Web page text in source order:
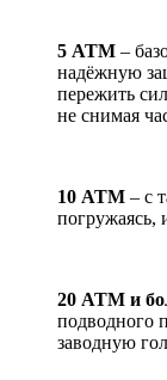
5 АТМ –
надёжную
пережить
не снимая
10 АТМ – с
погружаясь,
20 АТМ и
подводного
заводную